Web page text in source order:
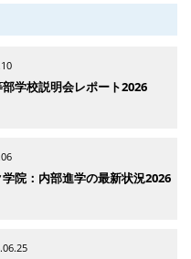
学校説明会レポート2026
院：内部進学の最新状況2026